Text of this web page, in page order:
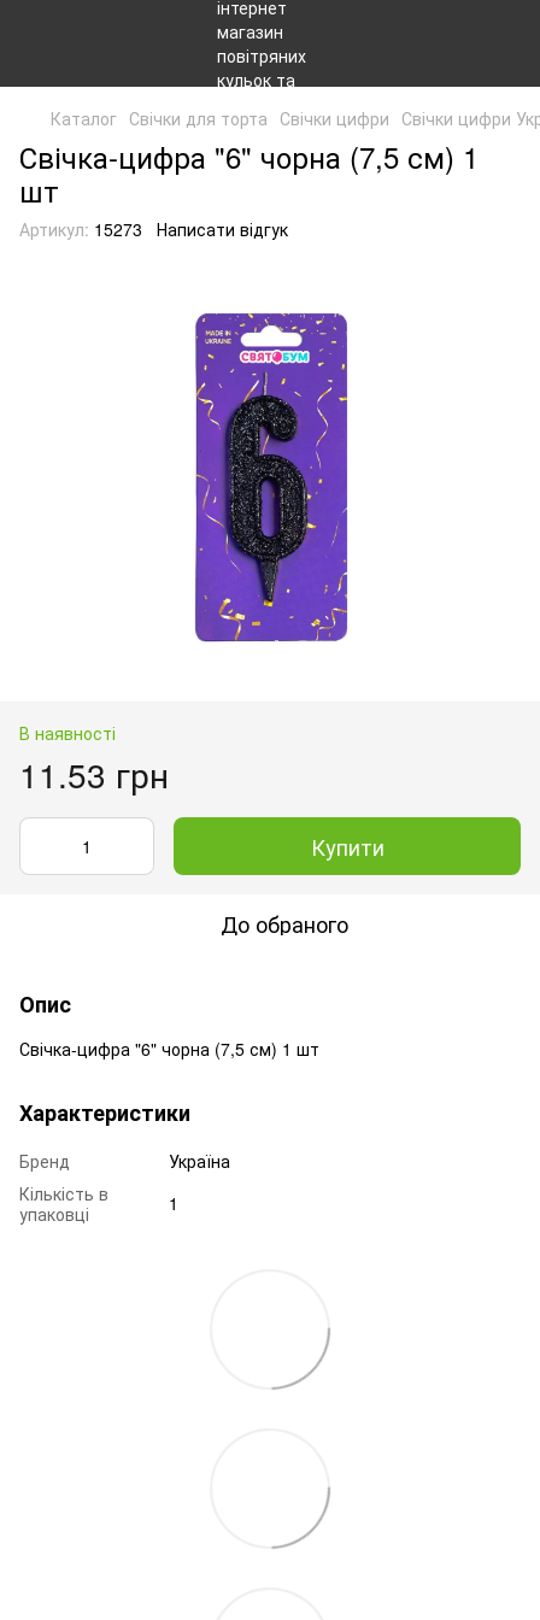
Каталог Свічки для торта Свічки цифри Свічки цифри
Свічка-цифра "6" чорна (7,5 см) 1
шт
Артикул: 15273 Написати відгук
В наявності
11.53 грн
Купити
До обраного
Опис
Свічка-цифра "6" чорна (7,5 см) 1 шт
Характеристики
Бренд
Україна
Кількість в
упаковці
1